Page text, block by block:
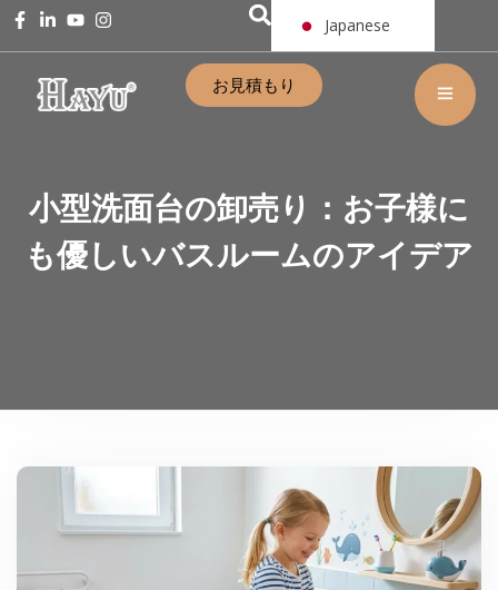
Japanese
お見積もり
小型洗面台の卸売り：お子様に
も優しいバスルームのアイデア